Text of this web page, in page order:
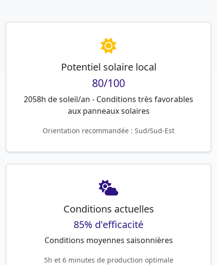
Potentiel solaire local
80/100
2058h de soleil/an - Conditions très favorables
aux panneaux solaires
Orientation recommandée : Sud/Sud-Est
Conditions actuelles
85% d'efficacité
Conditions moyennes saisonnières
5h et 6 minutes de production optimale